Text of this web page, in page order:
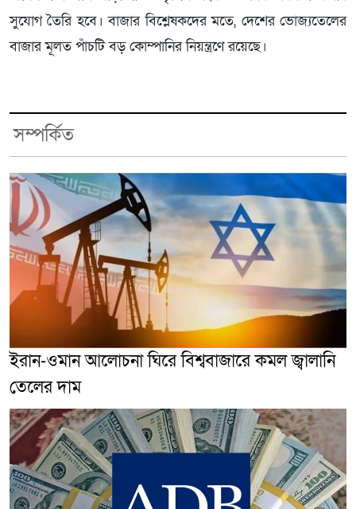
সুযোগ তৈরি হবে। বাজার বিশ্লেষকদের মতে, দেশের ভোজ্যতেলের
বাজার মূলত পাঁচটি বড় কোম্পানির নিয়ন্ত্রণে রয়েছে।
সম্পর্কিত
ইরান-ওমান আলোচনা ঘিরে বিশ্ববাজারে কমল জ্বালানি
তেলের দাম